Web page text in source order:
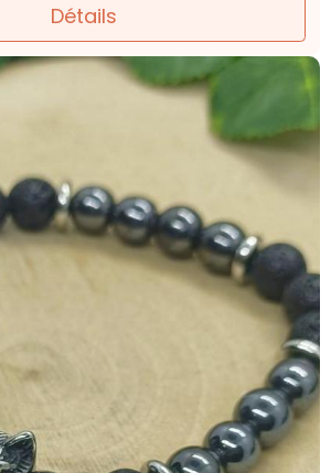
Détails